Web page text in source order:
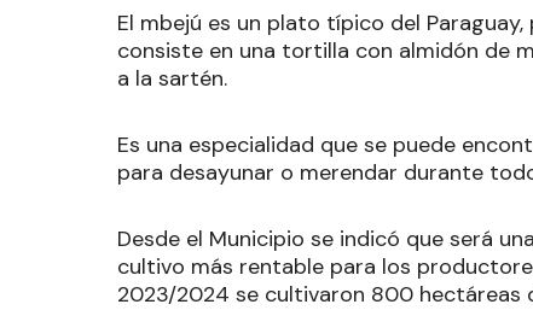
El mbejú es un plato típico del
consiste en una tortilla con almidón de
a la sartén.
Es una especialidad que se puede
para desayunar o merendar durante
Desde el Municipio se indicó que será
cultivo más rentable para los
2023/2024 se cultivaron 800 hectáreas